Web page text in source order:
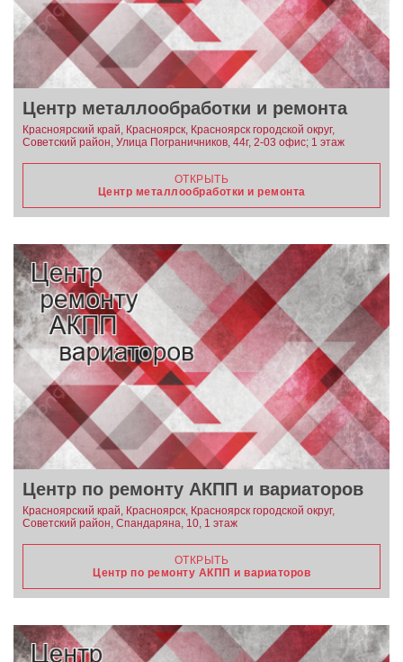
Центр металлообработки и ремонта
Красноярский край, Красноярск, Красноярск городской округ,
Советский район, Улица Пограничников, 44г, 2-03 офис; 1 этаж
ОТКРЫТЬ
Центр металлообработки и ремонта
Центр по ремонту АКПП и вариаторов
Красноярский край, Красноярск, Красноярск городской округ,
Советский район, Спандаряна, 10, 1 этаж
ОТКРЫТЬ
Центр по ремонту АКПП и вариаторов